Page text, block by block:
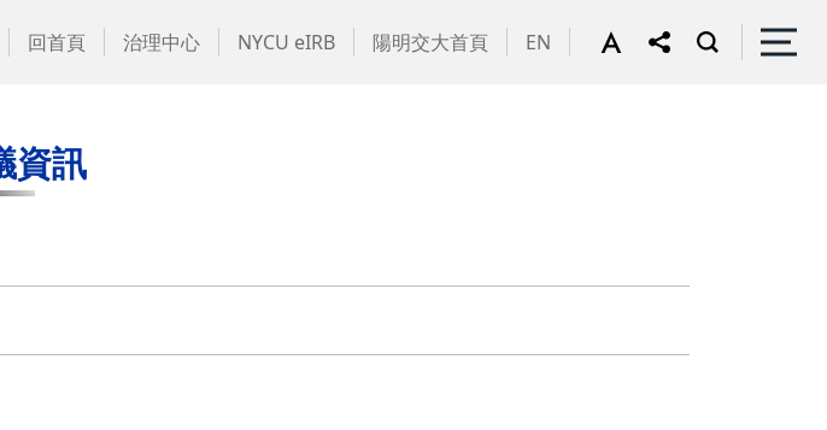
回首頁 治理中心 NYCU eIRB 陽明交大首頁 EN
資訊